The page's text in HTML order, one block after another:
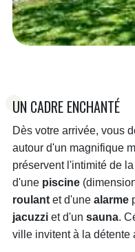
UN CADRE ENCHANTÉ
Dès votre arrivée, vous
autour d'un magnifique
préservent l'intimité de
d'une piscine
roulantet d'une alarme
jacuzziet d'un sauna.
ville invitent à la détente